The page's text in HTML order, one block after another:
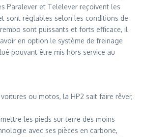
Paralever et Telelever reçoivent les
sont réglables selon les conditions de
sont puissants et forts efficace, il
en option le système de freinage
pouvant être mis hors service au
ou motos, la HP2 sait faire rêver,
les pieds sur terre des moins
avec ses pièces en carbone,